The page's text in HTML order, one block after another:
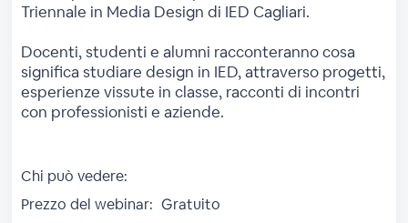
Triennale in Media Design di IED Cagliari.
Docenti, studenti e alumni racconteranno cosa
significa studiare design in IED, attraverso progetti,
esperienze vissute in classe, racconti di incontri
con professionisti e aziende.
Chi può vedere:
Prezzo del webinar: Gratuito